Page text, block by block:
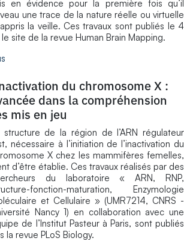
en évidence pour la première fois qu’il
une trace de la nature réelle ou virtuelle
la veille. Ces travaux sont publiés le 4
site de la revue Human Brain Mapping.
du chromosome X :
dans la compréhension
mis en jeu
structure de la région de l’ARN régulateur
nécessaire à l’initiation de l’inactivation du
X chez les mammifères femelles,
d’être établie. Ces travaux réalisés par des
du laboratoire « ARN, RNP,
fonction-maturation, Enzymologie
et Cellulaire » (UMR7214, CNRS -
Nancy 1) en collaboration avec une
de l’Institut Pasteur à Paris, sont publiés
la revue PLoS Biology.